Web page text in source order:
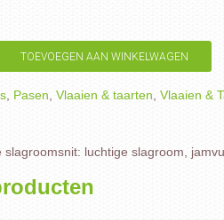
TOEVOEGEN AAN WINKELWAGEN
Pasen Vlaaien & taarten Vlaaien &
luchtige slagroom,